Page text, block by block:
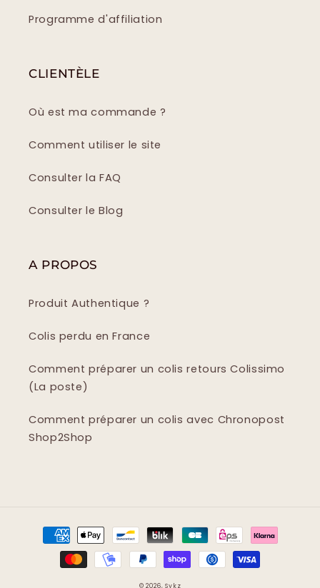
Programme d'affiliation
CLIENTÈLE
Où est ma commande ?
Comment utiliser le site
Consulter la FAQ
Consulter le Blog
A PROPOS
Produit Authentique ?
Colis perdu en France
Comment préparer un colis retours Colissimo
(La poste)
Comment préparer un colis avec Chronopost
Shop2Shop
Moyens
paiement
© 2026,Sykz